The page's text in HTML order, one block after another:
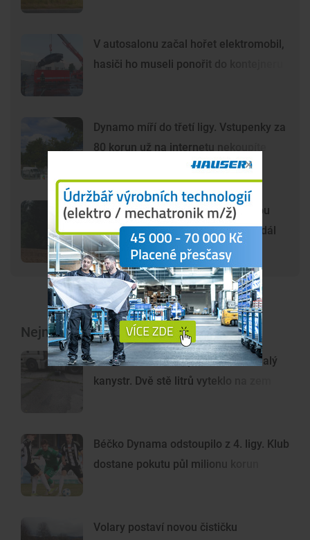
V autosalonu začal hořet elektromobil,
hasiči ho museli ponořit do kontejneru
Dynamo míří do třetí ligy. Vstupenky za
80 korun už na internetu nekoupíte
Šelma na jihu Čech? Záběry mohou
zachycovat kočku, policie hlášení dál
prověřuje
Nejnovější články
Chtěl ukrást naftu, přinesl si ale malý
kanystr. Dvě stě litrů vyteklo na zem
Béčko Dynama odstoupilo z 4. ligy. Klub
dostane pokutu půl milionu korun
Volary postaví novou čističku